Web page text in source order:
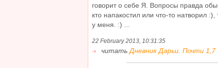
говорит о себе Я. Вопросы правда
кто напакостил или что-то натворил
у меня. :) ...
22 February 2013, 10:31:35
читать Дневник Дарьи. Почти